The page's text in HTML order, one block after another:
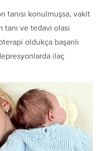
tanısı konulmuşsa, vakit
ve tedavi olası
oldukça başarılı
ilaç